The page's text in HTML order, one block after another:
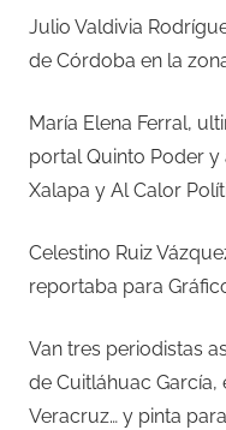
Julio Valdivia
de Córdoba en la
María Elena Ferral,
portal Quinto Poder
Xalapa y Al Calor
Celestino Ruiz
reportaba para
Van tres periodistas
de Cuitláhuac
Veracruz… y pinta